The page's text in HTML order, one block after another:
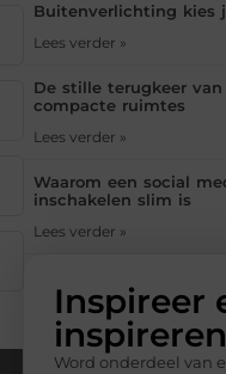
Buitenverlichting kies
Lees verder »
De stille terugkeer
compacte ruimtes
Lees verder »
Waarom een social
inschakelen slim is
Lees verder »
Inspireer
Word onderdeel van